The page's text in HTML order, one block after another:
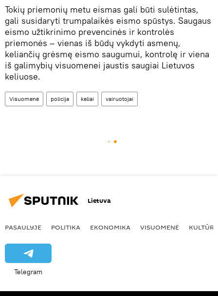
Tokių priemonių metu eismas gali būti sulėtintas,
gali susidaryti trumpalaikės eismo spūstys. Saugaus
eismo užtikrinimo prevencinės ir kontrolės
priemonės – vienas iš būdų vykdyti asmenų,
keliančių grėsmę eismo saugumui, kontrolę ir viena
iš galimybių visuomenei jaustis saugiai Lietuvos
keliuose.
Visuomenė policija keliai vairuotojai
Lietuva
PASAULYJE POLITIKA EKONOMIKA VISUOMENĖ KULTŪRA
Telegram